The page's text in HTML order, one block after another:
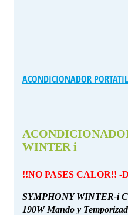
ACONDICIONADOR
WINTER i
!!NO PASES CALOR!! -
SYMPHONY WINTER-i
190W Mando y